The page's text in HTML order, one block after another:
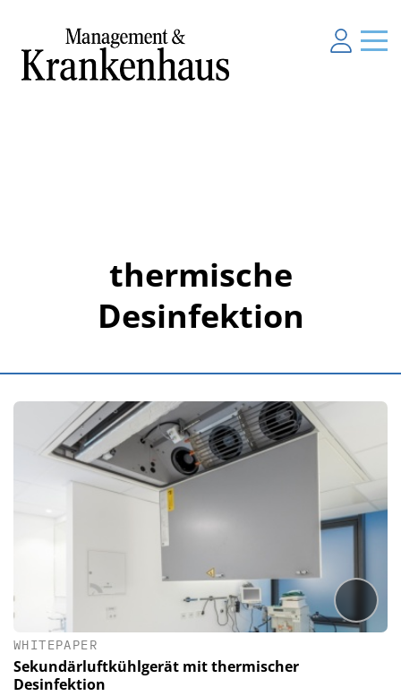
thermische
Desinfektion
WHITEPAPER
Sekundärluftkühlgerät mit thermischer
Desinfektion